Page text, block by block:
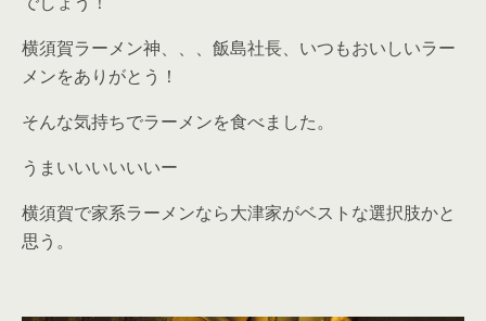
横須賀ラーメン神、、、飯島社長、いつもおいしいラー
メンをありがとう！
そんな気持ちでラーメンを食べました。
うまいいいいいいー
横須賀で家系ラーメンなら大津家がベストな選択肢かと
思う。